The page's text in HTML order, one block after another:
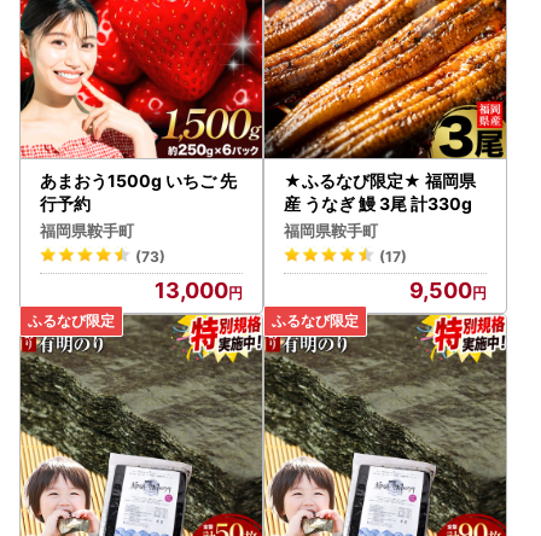
あまおう1500g いちご 先
行予約
福岡県鞍手町
(73)
13,000
★ふるなび限定★ 福岡県
産 うなぎ 鰻 3尾 計330g
福岡県鞍手町
(17)
9,500